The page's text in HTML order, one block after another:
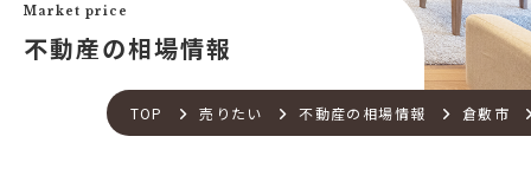
中古×RF(リノベ)
新築建売購入サポート
不動産流通の仕組み
住宅ローンサポート
店舗紹介
スタッフ紹介
TOP 売りたい 不動産の相場情報 倉敷市
Market price
不動産の相場情報